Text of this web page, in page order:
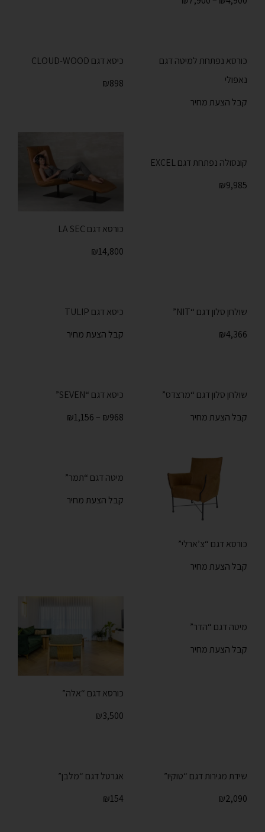
כורסא נפתחת למיטה דגם
נאפולי
קבל הצעת מחיר
כיסא דגם CLOUD-WOOD
₪898
קונסולה נפתחת דגם EXCEL
₪9,985
כורסא דגם LA SEC
₪14,800
שולחן סלון דגם “NIT”
₪4,366
כיסא דגם TULIP
קבל הצעת מחיר
שולחן סלון דגם “מרצדס”
קבל הצעת מחיר
כיסא דגם “SEVEN”
₪968
–
₪1,156
כורסא דגם “צ’ארלי”
קבל הצעת מחיר
מיטה דגם “תמר”
קבל הצעת מחיר
מיטה דגם “הדר”
קבל הצעת מחיר
כורסא דגם “אלה”
₪3,500
שידת מגירות דגם “טוקיו”
₪2,090
אגרטל דגם “מלבן”
₪154